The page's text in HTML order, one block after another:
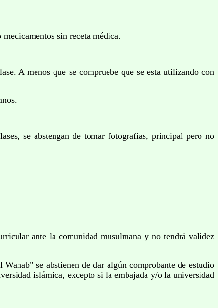
sin receta médica.
A menos que se compruebe que se esta utilizando con
se abstengan de tomar fotografías, principal pero no
ante la comunidad musulmana y no tendrá validez
se abstienen de dar algún comprobante de estudio
islámica, excepto si la embajada y/o la universidad